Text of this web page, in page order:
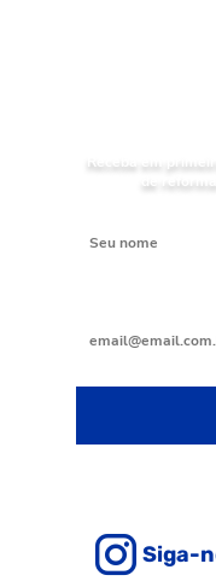
Receba em
de
Siga-